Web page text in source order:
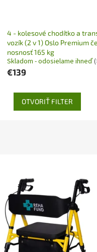
4 - kolesové chodítko a
vozík (2 v 1) Oslo Premium
nosnosť 165 kg
Skladom - odosielame ihneď
€139
OTVORIŤ FILTER